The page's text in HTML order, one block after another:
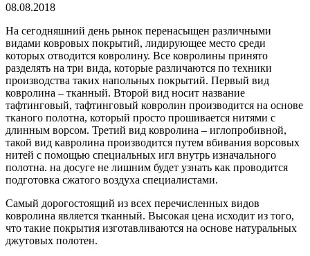
08.08.2018
На сегодняшний день рынок перенасыщен различными
видами ковровых покрытий, лидирующее место среди
которых отводится ковролину. Все ковролины принято
разделять на три вида, которые различаются по техники
производства таких напольных покрытий. Первый вид
ковролина – тканный. Второй вид носит название
тафтинговый, тафтинговый ковролин производится на основе
тканого полотна, который просто прошивается нитями с
длинным ворсом. Третий вид ковролина – иглопробивной,
такой вид кавролина производится путем вбивания ворсовых
нитей с помощью специальных игл внутрь изначального
полотна. на досуге не лишним будет узнать как проводится
подготовка сжатого воздуха специалистами.
Самый дорогостоящий из всех перечисленных видов
ковролина является тканный. Высокая цена исходит из того,
что такие покрытия изготавливаются на основе натуральных
джутовых полотен.